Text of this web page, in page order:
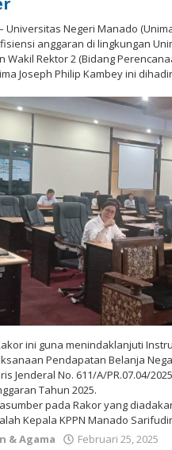
Universitas Negeri Manado
anggaran di lingkungan
Wakil Rektor 2 (Bidang
Joseph Philip Kambey ini
ini guna menindaklanjuti
Pendapatan Belanja
Jenderal No. 611/A/PR.07.04/
Tahun 2025.
pada Rakor yang
Kepala KPPN Manado
& Agama Februari 25, 2025